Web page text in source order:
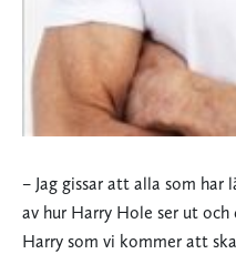
– Jag gissar att alla som har
av hur Harry Hole ser ut
Harry som vi kommer att